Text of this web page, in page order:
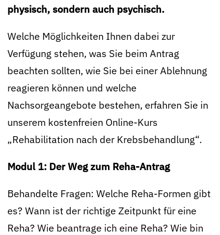
physisch, sondern auch psychisch.
Welche Möglichkeiten Ihnen dabei zur
Verfügung stehen, was Sie beim Antrag
beachten sollten, wie Sie bei einer Ablehnung
reagieren können und welche
Nachsorgeangebote bestehen, erfahren Sie in
unserem kostenfreien Online-Kurs
„Rehabilitation nach der Krebsbehandlung“.
Modul 1: Der Weg zum Reha-Antrag
Behandelte Fragen: Welche Reha-Formen gibt
es? Wann ist der richtige Zeitpunkt für eine
Reha? Wie beantrage ich eine Reha? Wie bin